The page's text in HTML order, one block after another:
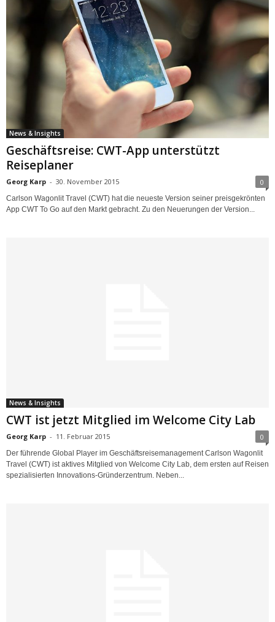
News & Insights
Geschäftsreise: CWT-App unterstützt
Reiseplaner
Georg Karp - 30. November 2015 0
Carlson Wagonlit Travel (CWT) hat die neueste Version seiner preisgekrönten
App CWT To Go auf den Markt gebracht. Zu den Neuerungen der Version...
News & Insights
CWT ist jetzt Mitglied im Welcome City Lab
Georg Karp - 11. Februar 2015 0
Der führende Global Player im Geschäftsreisemanagement Carlson Wagonlit
Travel (CWT) ist aktives Mitglied von Welcome City Lab, dem ersten auf Reisen
spezialisierten Innovations-Gründerzentrum. Neben...